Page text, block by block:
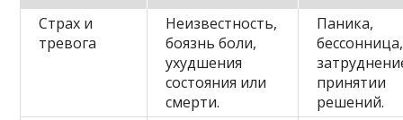
Страх и
тревога
Неизвестность,
боязнь боли,
ухудшения
состояния или
смерти.
Паника,
бессонница,
принятии
решений.